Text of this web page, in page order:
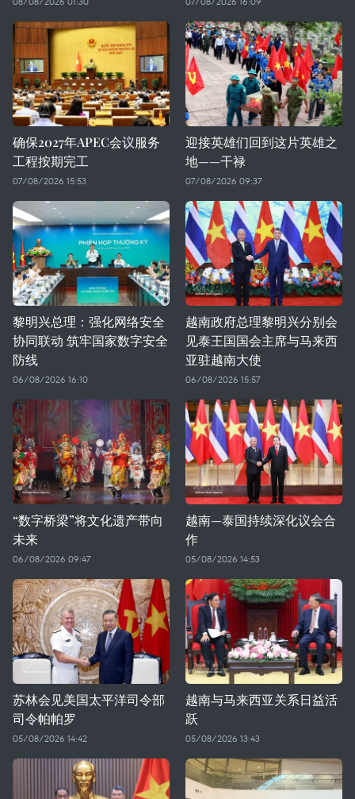
确保2027年APEC会议服务
工程按期完工
07/08/2026 15:53
迎接英雄们回到这片英雄之
地——干禄
07/08/2026 09:37
黎明兴总理：强化网络安全
协同联动 筑牢国家数字安全
防线
06/08/2026 16:10
越南政府总理黎明兴分别会
见泰王国国会主席与马来西
亚驻越南大使
06/08/2026 15:57
“数字桥梁”将文化遗产带向
未来
06/08/2026 09:47
越南—泰国持续深化议会合
作
05/08/2026 14:53
苏林会见美国太平洋司令部
司令帕帕罗
05/08/2026 14:42
越南与马来西亚关系日益活
跃
05/08/2026 13:43